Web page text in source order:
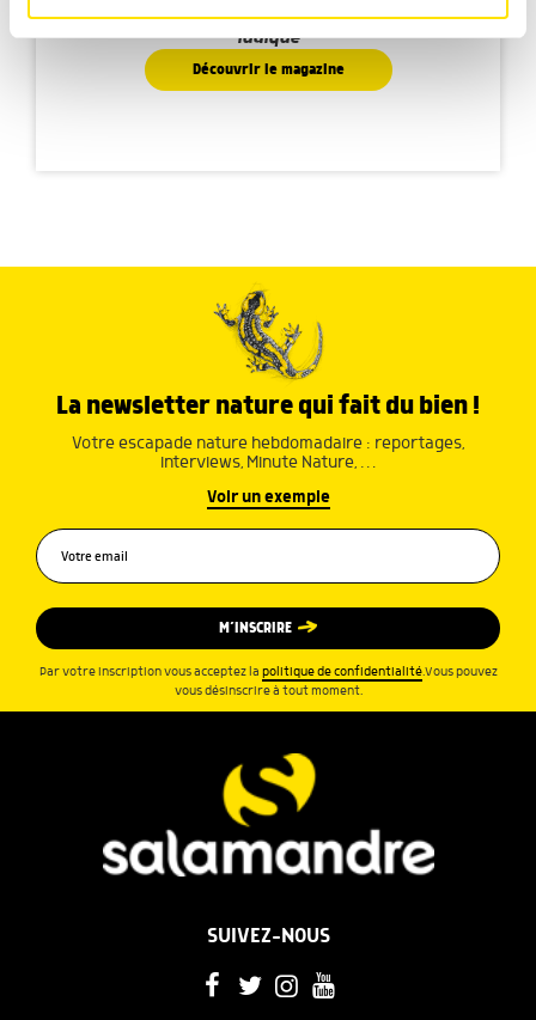
médias sociaux et d'analyser notre trafic. Nous
notre site avec nos partenaires de médias sociaux, de
publicité et d'analyse, qui peuvent combiner celles-ci
avec d'autres informations que vous leur avez fournies
Faites découvrir aux petits la nature de manière
ludique
Découvrir le magazine
La newsletter nature qui fait du bien !
Votre escapade nature hebdomadaire : reportages,
interviews, Minute Nature, …
Voir un exemple
M’INSCRIRE
Par votre inscription vous acceptez la politique de confidentialité.Vous pouvez
vous désinscrire à tout moment.
SUIVEZ-NOUS